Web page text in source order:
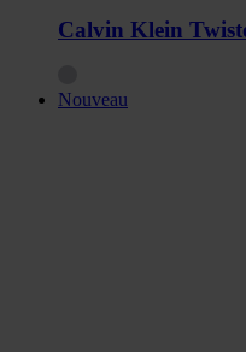
Calvin Klein
Nouveau